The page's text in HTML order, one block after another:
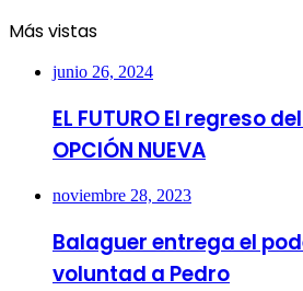
Más vistas
junio 26, 2024
EL FUTURO El regreso
OPCIÓN NUEVA
noviembre 28, 2023
Balaguer entrega el
voluntad a Pedro